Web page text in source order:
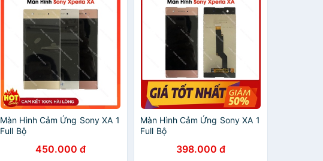
Màn Hình Cảm Ứng Sony XA 1
Full Bộ
450.000 đ
Màn Hình Cảm Ứng Sony XA 1
Full Bộ
398.000 đ